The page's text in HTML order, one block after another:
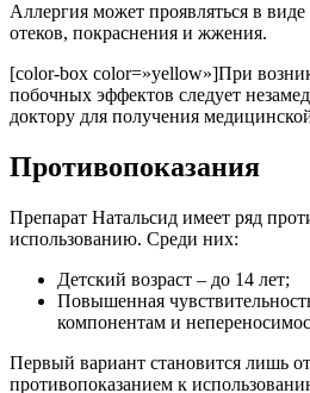
Аллергия может проявляться в
отеков, покраснения и жжения.
[color-box color=»yellow»]При
побочных эффектов следует
доктору для получения
Противопоказания
Препарат Натальсид имеет ряд
использованию. Среди них:
Детский возраст – до 14 лет;
Повышенная
компонентам и
Первый вариант становится лишь
противопоказанием к